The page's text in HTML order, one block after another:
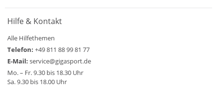
Hilfe & Kontakt
Alle Hilfethemen
Telefon: +49 811 88 99 81 77
E-Mail: service@gigasport.de
Mo. – Fr. 9.30 bis 18.30 Uhr
Sa. 9.30 bis 18.00 Uhr